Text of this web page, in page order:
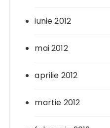
iunie 2012
mai 2012
aprilie 2012
martie 2012